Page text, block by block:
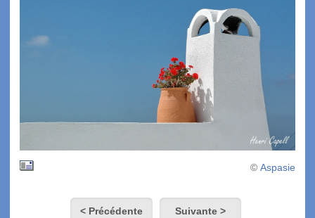
© Aspasie
< Précédente Suivante >